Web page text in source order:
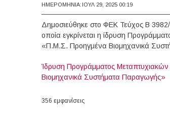
ΗΜΕΡΟΜΗΝΊΑ: ΙΟΥΛ 29, 2025 00:19
Δημοσιεύθηκε στο ΦΕΚ Τεύχος Β
οποία εγκρίνεται η ίδρυση
«Π.Μ.Σ. Προηγμένα Βιομηχανικά
Ίδρυση Προγράμματος Μεταπτυχιακών
Βιομηχανικά Συστήματα Παραγωγής»
356 εμφανίσεις